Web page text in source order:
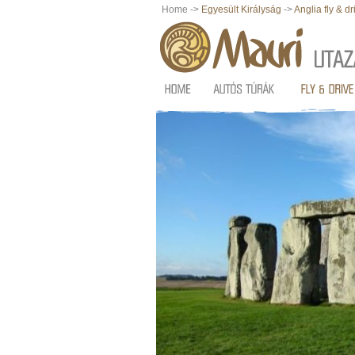
Home -> Egyesült Királyság ->Anglia fly &